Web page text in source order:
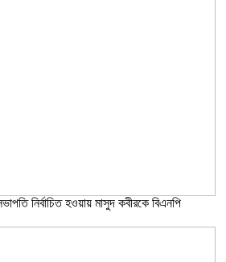
নির্বাচিত হওয়ায় মাসুদ কবীরকে বিএনপি